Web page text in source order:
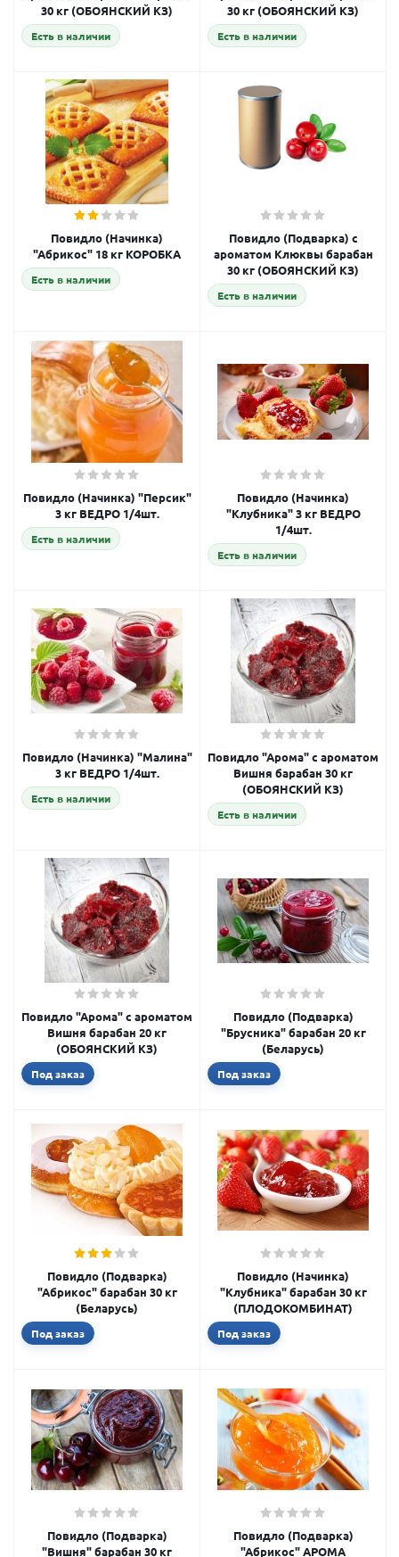
30 кг (ОБОЯНСКИЙ КЗ)
Есть в наличии
30 кг (ОБОЯНСКИЙ КЗ)
Есть в наличии
Повидло (Начинка)
"Абрикос" 18 кг КОРОБКА
Есть в наличии
Повидло (Подварка) с
ароматом Клюквы барабан
30 кг (ОБОЯНСКИЙ КЗ)
Есть в наличии
Повидло (Начинка) "Персик"
3 кг ВЕДРО 1/4шт.
Есть в наличии
Повидло (Начинка)
"Клубника" 3 кг ВЕДРО
1/4шт.
Есть в наличии
Повидло (Начинка) "Малина"
3 кг ВЕДРО 1/4шт.
Есть в наличии
Повидло "Арома" с ароматом
Вишня барабан 30 кг
(ОБОЯНСКИЙ КЗ)
Есть в наличии
Повидло "Арома" с ароматом
Вишня барабан 20 кг
(ОБОЯНСКИЙ КЗ)
Под заказ
Повидло (Подварка)
"Брусника" барабан 20 кг
(Беларусь)
Под заказ
Повидло (Подварка)
"Абрикос" барабан 30 кг
(Беларусь)
Под заказ
Повидло (Начинка)
"Клубника" барабан 30 кг
(ПЛОДОКОМБИНАТ)
Под заказ
Повидло (Подварка)
"Вишня" барабан 30 кг
Повидло (Подварка)
"Абрикос" АРОМА